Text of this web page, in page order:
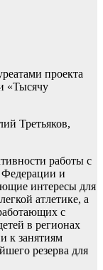
проекта
«Тысячу
Третьяков,
работы с
Федерации и
интересы для
атлетике, а
с
в регионах
к занятиям
резерва для